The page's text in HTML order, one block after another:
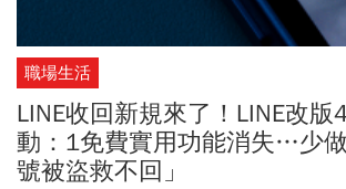
職場生活
LINE收回新規來了！LINE改版
動：1免費實用功能消失…少
號被盜救不回」